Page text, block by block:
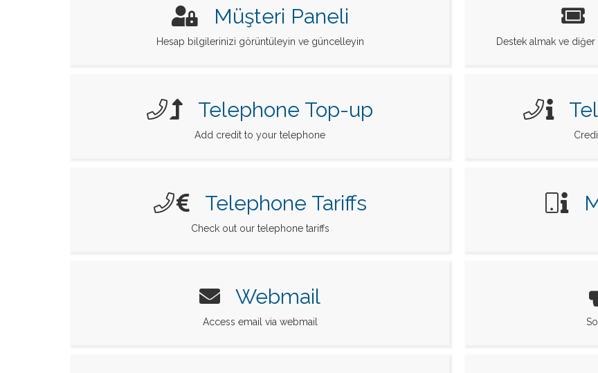
Müşteri Paneli
Hesap bilgilerinizi görüntüleyin ve güncelleyin Destek almak ve
Telephone Top-up
Add credit to your telephone
Telephone Tariffs
Check out our telephone tariffs
Webmail
Access email via webmail